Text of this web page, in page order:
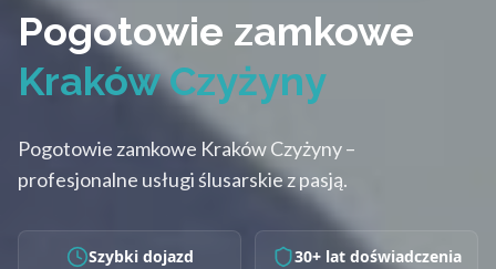
Pogotowie zamkowe
Kraków Czyżyny
Pogotowie zamkowe Kraków Czyżyny –
profesjonalne usługi ślusarskie z pasją.
Szybki dojazd 30+ lat doświadczenia